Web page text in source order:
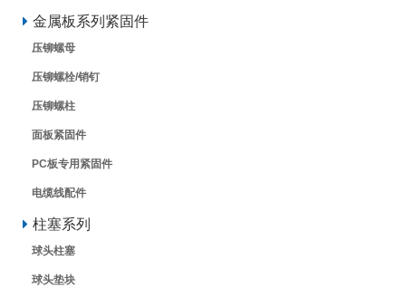
金属板系列紧固件
压铆螺母
压铆螺栓/销钉
压铆螺柱
面板紧固件
PC板专用紧固件
电缆线配件
柱塞系列
球头柱塞
球头垫块